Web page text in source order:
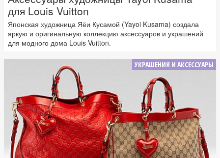
для Louis Vuitton
Японская художница Яёи Кусамой (Yayoi Kusama) создала
яркую и оригинальную коллекцию аксессуаров и украшений
для модного дома Louis Vuitton.
УКРАШЕНИЯ И АКСЕССУАРЫ